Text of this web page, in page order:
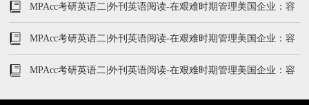
讼
MPAcc考研英语二|外刊英语阅读-在艰难时期管理美国企业：容
不得犯错（三）
MPAcc考研英语二|外刊英语阅读-在艰难时期管理美国企业：容
不得犯错（二）
MPAcc考研英语二|外刊英语阅读-在艰难时期管理美国企业：容
不得犯错（一）